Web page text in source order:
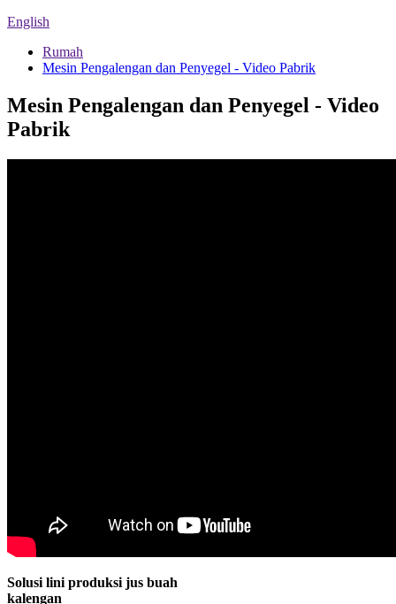
English
Rumah
Mesin Pengalengan dan Penyegel - Video Pabrik
Mesin Pengalengan dan Penyegel - Video
Pabrik
Solusi lini produksi jus buah
kalengan